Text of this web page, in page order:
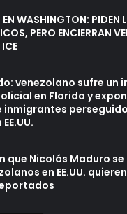
WASHINGTON: PIDEN
PERO ENCIERRAN
venezolano sufre un
en Florida y
inmigrantes
que Nicolás Maduro
en EE.UU.